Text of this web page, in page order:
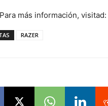
Para más información, visitad:
RAZER